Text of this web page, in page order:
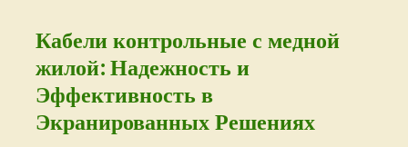
Кабели контрольные с медной
жилой: Надежность и
Эффективность в
Экранированных Решениях